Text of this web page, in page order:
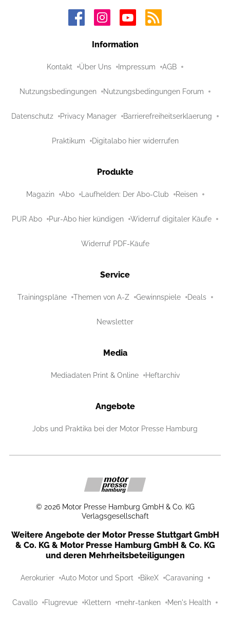
Information
Kontakt Über Uns Impressum AGB
Nutzungsbedingungen Nutzungsbedingungen Forum
Datenschutz Privacy Manager Barrierefreiheitserklaerung
Praktikum Digitalabo hier widerrufen
Produkte
Magazin Abo Laufhelden: Der Abo-Club Reisen
PUR Abo Pur-Abo hier kündigen Widerruf digitaler Käufe
Widerruf PDF-Käufe
Service
Trainingspläne Themen von A-Z Gewinnspiele Deals
Newsletter
Media
Mediadaten Print & Online Heftarchiv
Angebote
Jobs und Praktika bei der Motor Presse Hamburg
© 2026 Motor Presse Hamburg GmbH & Co. KG
Verlagsgesellschaft
Weitere Angebote der Motor Presse Stuttgart GmbH
& Co. KG & Motor Presse Hamburg GmbH & Co. KG
und deren Mehrheitsbeteiligungen
Aerokurier Auto Motor und Sport BikeX Caravaning
Cavallo Flugrevue Klettern mehr-tanken Men's Health